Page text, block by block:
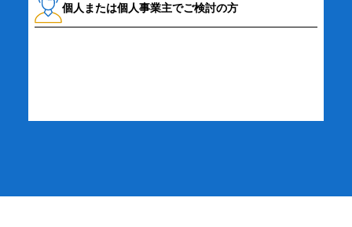
個人または個人事業主でご検討の方